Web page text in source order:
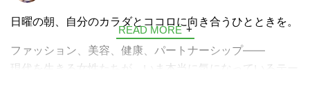
日曜の朝、自分のカラダとココロに向き合うひとときを。
ファッション、美容、健康、パートナーシップ――
現代を生きる女性たちが、いま本当に気になっているテー
READ MORE